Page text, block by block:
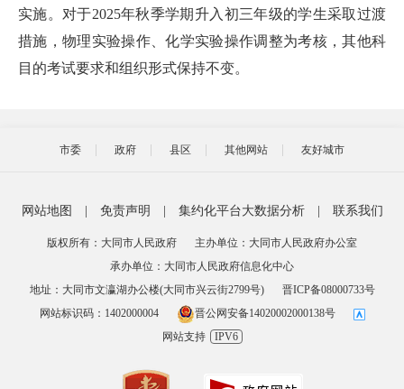
实施。对于2025年秋季学期升入初三年级的学生采取过渡
措施，物理实验操作、化学实验操作调整为考核，其他科
目的考试要求和组织形式保持不变。
市委 政府 县区 其他网站 友好城市
网站地图 免责声明 集约化平台大数据分析 联系我们
版权所有：大同市人民政府
主办单位：大同市人民政府办公室
承办单位：大同市人民政府信息化中心
地址：大同市文瀛湖办公楼(大同市兴云街2799号)
晋ICP备08000733号
网站标识码：1402000004
晋公网安备14020002000138号
网站支持
IPV6